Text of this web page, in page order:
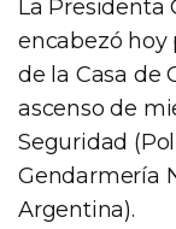
La Presidenta
encabezó hoy
de la Casa de
ascenso de
Seguridad
Gendarmería
Argentina).